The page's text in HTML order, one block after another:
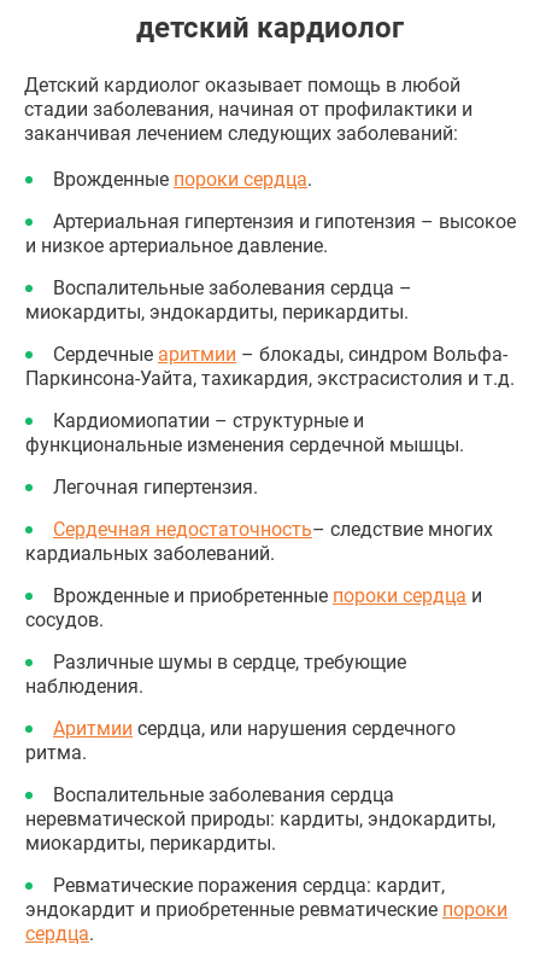
детский кардиолог
Детский кардиолог оказывает помощь в любой
стадии заболевания, начиная от профилактики и
заканчивая лечением следующих заболеваний:
Врожденные пороки сердца.
Артериальная гипертензия и гипотензия – высокое
и низкое артериальное давление.
Воспалительные заболевания сердца –
миокардиты, эндокардиты, перикардиты.
Сердечные аритмии – блокады, синдром Вольфа-
Паркинсона-Уайта, тахикардия, экстрасистолия и т.д.
Кардиомиопатии – структурные и
функциональные изменения сердечной мышцы.
Легочная гипертензия.
Сердечная недостаточность– следствие многих
кардиальных заболеваний.
Врожденные и приобретенные пороки сердца и
сосудов.
Различные шумы в сердце, требующие
наблюдения.
Аритмии сердца, или нарушения сердечного
ритма.
Воспалительные заболевания сердца
неревматической природы: кардиты, эндокардиты,
миокардиты, перикардиты.
Ревматические поражения сердца: кардит,
эндокардит и приобретенные ревматические пороки
сердца.